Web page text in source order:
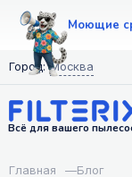
Моющие
Город: Москва
Всё для вашего
Главная —Блог